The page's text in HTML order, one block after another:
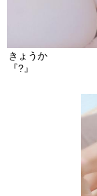
きょうか
『?』